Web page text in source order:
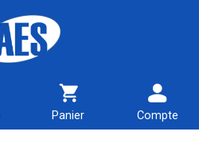
Panier Compte